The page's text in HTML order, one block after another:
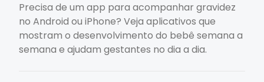
Precisa de um app para acompanhar gravidez
no Android ou iPhone? Veja aplicativos que
mostram o desenvolvimento do bebê semana a
semana e ajudam gestantes no dia a dia.